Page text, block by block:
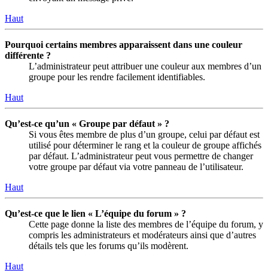
Haut
Pourquoi certains membres apparaissent dans une couleur
différente ?
L’administrateur peut attribuer une couleur aux membres d’un
groupe pour les rendre facilement identifiables.
Haut
Qu’est-ce qu’un « Groupe par défaut » ?
Si vous êtes membre de plus d’un groupe, celui par défaut est
utilisé pour déterminer le rang et la couleur de groupe affichés
par défaut. L’administrateur peut vous permettre de changer
votre groupe par défaut via votre panneau de l’utilisateur.
Haut
Qu’est-ce que le lien « L’équipe du forum » ?
Cette page donne la liste des membres de l’équipe du forum, y
compris les administrateurs et modérateurs ainsi que d’autres
détails tels que les forums qu’ils modèrent.
Haut